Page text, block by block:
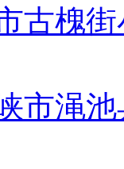
古槐
市渑